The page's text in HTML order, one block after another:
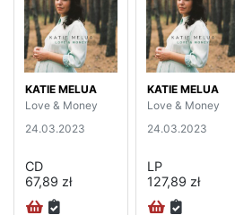
KATIE MELUA
Love & Money
24.03.2023
CD
67,89 zł
KATIE MELUA
Love & Money
24.03.2023
LP
127,89 zł